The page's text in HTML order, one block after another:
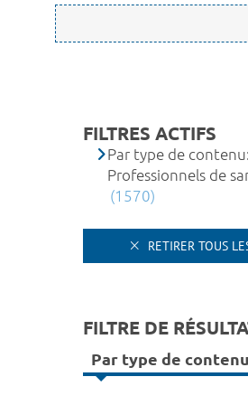
FILTRES ACTIFS
Par type de contenu:
Professionnels de
(1570)
RETIRER TOUS
FILTRE DE
Par type de contenu